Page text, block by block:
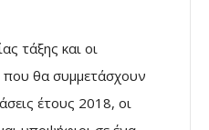
τάξης και οι
θα συμμετάσχουν
έτους 2018, οι